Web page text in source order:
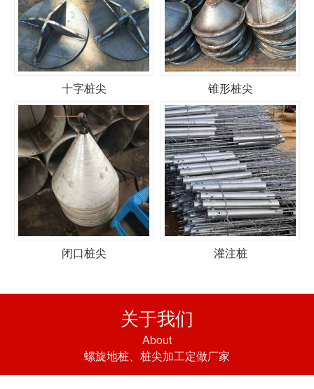
十字桩尖 锥形桩尖
闭口桩尖 灌注桩
关于我们
About
螺旋地桩、桩尖加工定做厂家